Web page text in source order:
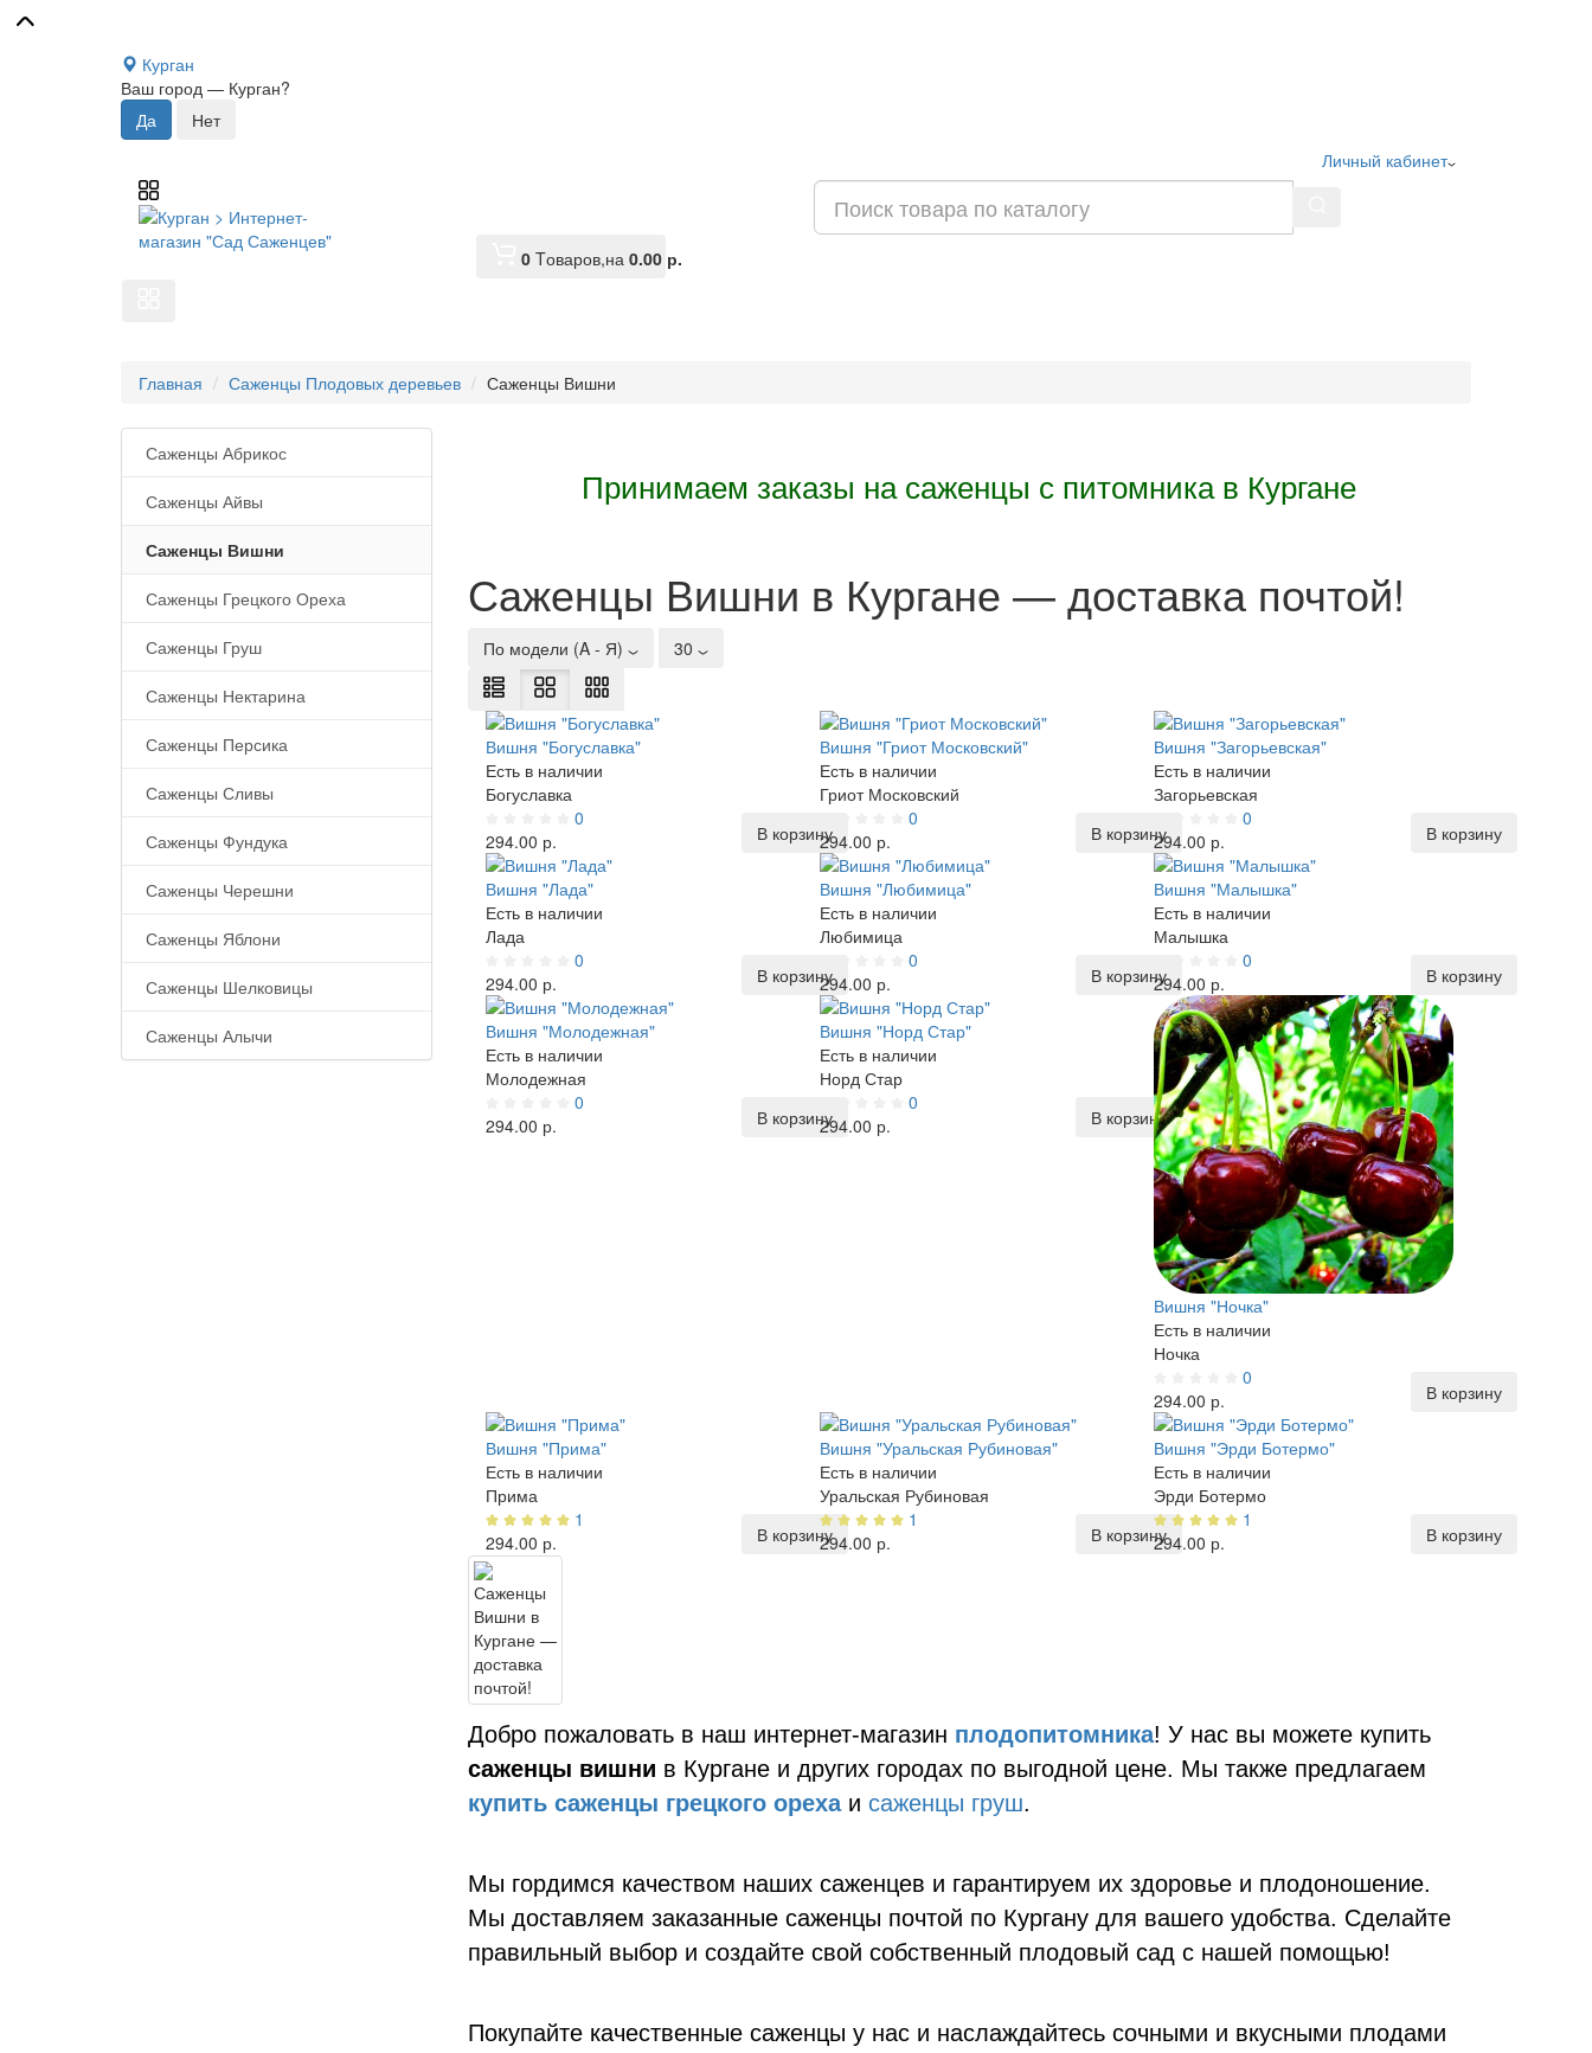
Курган
Ваш город — Курган?
Личный кабинет
0 Tоваров,на 0.00 р.
Главная Саженцы Плодовых деревьев Саженцы Вишни
Саженцы Абрикос
Саженцы Айвы
Саженцы Вишни
Саженцы Грецкого Ореха
Саженцы Груш
Саженцы Нектарина
Саженцы Персика
Саженцы Сливы
Саженцы Фундука
Саженцы Черешни
Саженцы Яблони
Саженцы Шелковицы
Саженцы Алычи
Принимаем заказы на саженцы с питомника в Кургане
Саженцы Вишни в Кургане — доставка почтой!
По модели (A - Я) 30
Вишня "Богуславка"
Есть в наличии
Богуславка
0
294.00 р.
В корзину
Вишня "Гриот Московский"
Есть в наличии
Гриот Московский
0
294.00 р.
В корзину
Вишня "Загорьевская"
Есть в наличии
Загорьевская
0
294.00 р.
В корзину
Вишня "Лада"
Есть в наличии
Лада
0
294.00 р.
В корзину
Вишня "Любимица"
Есть в наличии
Любимица
0
294.00 р.
В корзину
Вишня "Малышка"
Есть в наличии
Малышка
0
294.00 р.
В корзину
Вишня "Молодежная"
Есть в наличии
Молодежная
0
294.00 р.
В корзину
Вишня "Норд Стар"
Есть в наличии
Норд Стар
0
294.00 р.
В корзину
Вишня "Ночка"
Есть в наличии
Ночка
0
294.00 р.
В корзину
Вишня "Прима"
Есть в наличии
Прима
1
294.00 р.
В корзину
Вишня "Уральская Рубиновая"
Есть в наличии
Уральская Рубиновая
1
294.00 р.
В корзину
Вишня "Эрди Ботермо"
Есть в наличии
Эрди Ботермо
1
294.00 р.
В корзину
Добро пожаловать в наш интернет-магазин плодопитомника! У нас вы можете купить
саженцы вишни в Кургане и других городах по выгодной цене. Мы также предлагаем
купить саженцы грецкого орехаи саженцы груш.
Мы гордимся качеством наших саженцев и гарантируем их здоровье и плодоношение.
Мы доставляем заказанные саженцы почтой по Кургану для вашего удобства. Сделайте
правильный выбор и создайте свой собственный плодовый сад с нашей помощью!
Покупайте качественные саженцы у нас и наслаждайтесь сочными и вкусными плодами